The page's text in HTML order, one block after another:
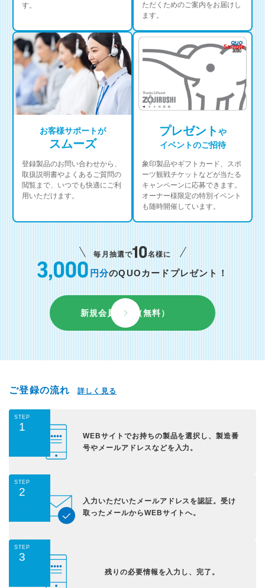
す。
ただくためのご案内をお届けし
ます。
お客様サポートが
スムーズ
登録製品のお問い合わせから、
取扱説明書やよくあるご質問の
閲覧まで、いつでも快適にご利
用いただけます。
プレゼントや
イベントのご招待
象印製品やギフトカード、スポ
ーツ観戦チケットなどが当たる
キャンペーンに応募できます。
オーナー様限定の特別イベント
も随時開催しています。
毎月抽選で 名様に
円分のQUOカードプレゼント！
新規会員登録（無料）
ご登録の流れ 詳しく見る
STEP
1
WEBサイトでお持ちの製品を選択し、製造番
号やメールアドレスなどを入力。
STEP
2
入力いただいた メールアドレスを認証。受け
取ったメールからWEBサイトへ。
STEP
3
残りの必要情報を入力し、完了。